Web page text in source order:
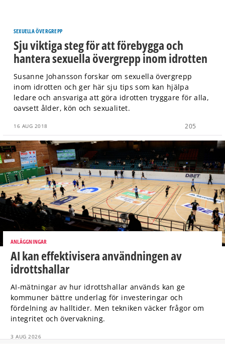
SEXUELLA ÖVERGREPP
Sju viktiga steg för att förebygga och
hantera sexuella övergrepp inom idrotten
Susanne Johansson forskar om sexuella övergrepp
inom idrotten och ger här sju tips som kan hjälpa
ledare och ansvariga att göra idrotten tryggare för alla,
oavsett ålder, kön och sexualitet.
16 AUG 2018 205
ANLÄGGNINGAR
AI kan effektivisera användningen av
idrottshallar
AI-mätningar av hur idrottshallar används kan ge
kommuner bättre underlag för investeringar och
fördelning av halltider. Men tekniken väcker frågor om
integritet och övervakning.
3 AUG 2026